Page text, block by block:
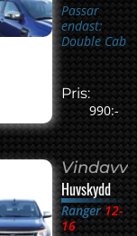
Passar
endast:
Double Cab
Pris:
990:-
Huvskydd
Ranger 12-
16